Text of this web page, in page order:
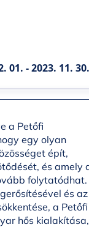
01. - 2023. 11. 30.
a Petőfi
egy olyan
épít,
és amely
folytatódhat.
és az
a Petőfi
hős kialakítása,